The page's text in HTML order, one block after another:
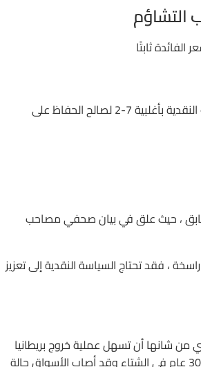
التشاؤم
ثابتًا
أبقى بنك إنجلترا على سعر الفائدة الرئيسي ثابتًا عند 0.75٪. وهذا جاء بعد تصويت للجنة السياسة النقدية بأغلبية 7-2 لصالح الحفاظ على
، حيث علق في بيان صحفي مصاحب
، فقد تحتاج السياسة النقدية إلى تعزيز
من شانها أن تسهل عملية خروج بريطانيا
من الاتحاد الأوروبي بعد أن دعى بوريس جونسون لأنتخابات مبكرة ولاتي أقيمت لأول مرة منذ 30 عام في الشتاء وقد أصاب الأسواق حالة